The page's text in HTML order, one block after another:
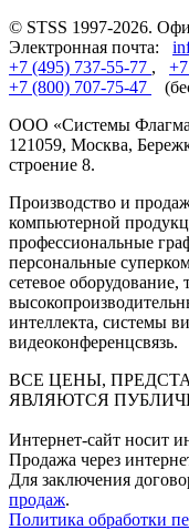
© STSS 1997-2026.
Электронная почта:
+7 (495) 737-55-77 ,
+7 (800) 707-75-47
ООО «Системы
121059, Москва,
строение 8.
Производство и
компьютерной
профессиональные
персональные
сетевое
интеллекта, системы
видеоконференцсвязь.
ВСЕ ЦЕНЫ,
ЯВЛЯЮТСЯ
Интернет-сайт носит
Продажа через
Для заключения
продаж.
Политика обработки